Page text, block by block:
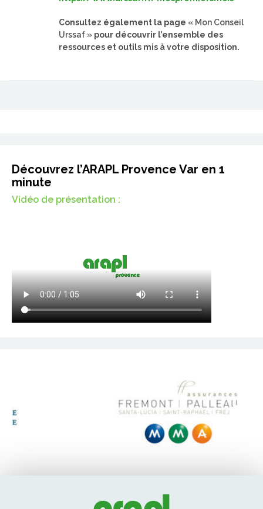
Consultez également la page « Mon Conseil
Urssaf » pour découvrir l’ensemble des
ressources et outils mis à votre disposition.
Découvrez l’ARAPL Provence Var en 1
minute
Vidéo de présentation :